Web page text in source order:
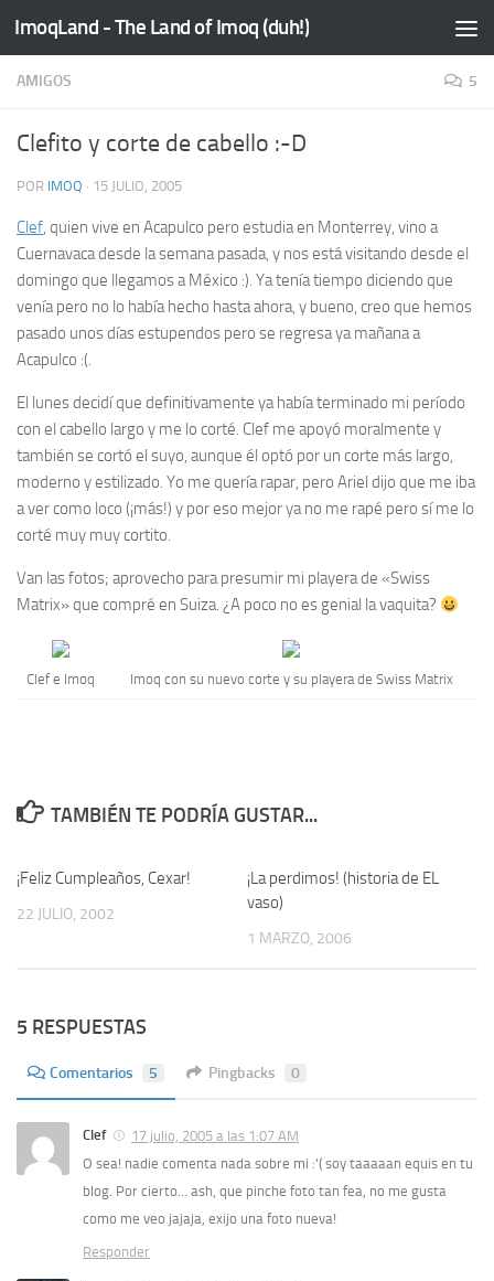
Saltar al contenido
ImoqLand - The Land of Imoq (duh!)
AMIGOS 5
Clefito y corte de cabello :-D
POR IMOQ · 15 JULIO, 2005
Clef, quien vive en Acapulco pero estudia en Monterrey, vino a
Cuernavaca desde la semana pasada, y nos está visitando desde el
domingo que llegamos a México :). Ya tenía tiempo diciendo que
venía pero no lo había hecho hasta ahora, y bueno, creo que hemos
pasado unos días estupendos pero se regresa ya mañana a
Acapulco :(.
El lunes decidí que definitivamente ya había terminado mi período
con el cabello largo y me lo corté. Clef me apoyó moralmente y
también se cortó el suyo, aunque él optó por un corte más largo,
moderno y estilizado. Yo me quería rapar, pero Ariel dijo que me iba
a ver como loco (¡más!) y por eso mejor ya no me rapé pero sí me lo
corté muy muy cortito.
Van las fotos; aprovecho para presumir mi playera de «Swiss
Matrix» que compré en Suiza. ¿A poco no es genial la vaquita?
Clef e Imoq Imoq con su nuevo corte y su playera de Swiss Matrix
TAMBIÉN TE PODRÍA GUSTAR...
¡Feliz Cumpleaños, Cexar!
22 JULIO, 2002
¡La perdimos! (historia de EL
vaso)
1 MARZO, 2006
5 RESPUESTAS
Comentarios 5 Pingbacks 0
Clef
17 julio, 2005 a las 1:07 AM
O sea! nadie comenta nada sobre mi :'( soy taaaaan equis en tu
blog. Por cierto… ash, que pinche foto tan fea, no me gusta
como me veo jajaja, exijo una foto nueva!
Responder